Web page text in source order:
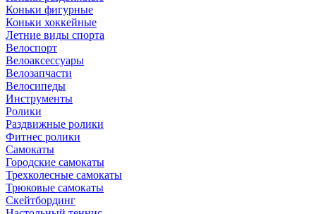
Коньки фигурные
Коньки хоккейные
Летние виды спорта
Велоспорт
Велоаксессуары
Велозапчасти
Велосипеды
Инструменты
Ролики
Раздвижные ролики
Фитнес ролики
Самокаты
Городские самокаты
Трехколесные самокаты
Трюковые самокаты
Скейтбординг